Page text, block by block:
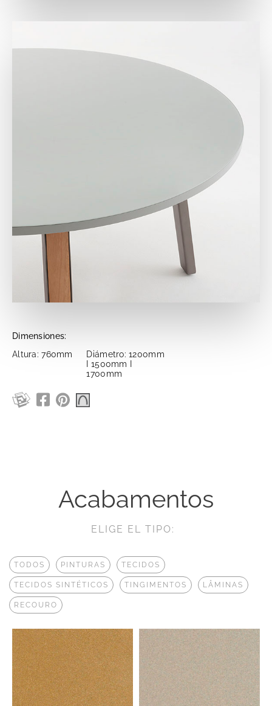
Dimensiones:
Altura: 760mm
Diámetro: 1200mm
I 1500mm I
1700mm
Acabamentos
ELIGE EL TIPO:
TODOS PINTURAS TECIDOS
TECIDOS SINTÉTICOS TINGIMENTOS LÂMINAS
RECOURO